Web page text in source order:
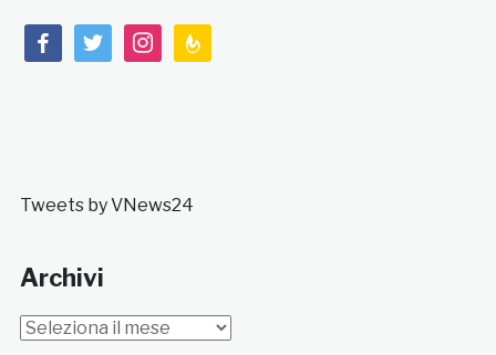
facebooktwitterinstagramfeedburner
Tweets by VNews24
Archivi
Archivi